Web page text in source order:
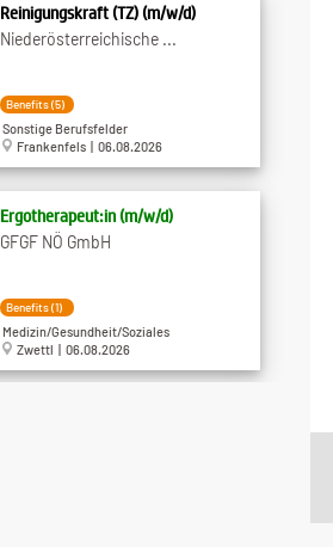
Reinigungskraft (TZ) (m/w/d)
Niederösterreichische ...
Benefits (5)
Sonstige Berufsfelder
Frankenfels | 06.08.2026
Ergotherapeut:in (m/w/d)
GFGF NÖ GmbH
Benefits (1)
Medizin/Gesundheit/Soziales
Zwettl | 06.08.2026